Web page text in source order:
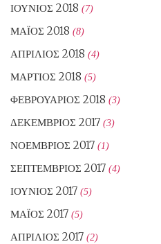
ΙΟΎΝΙΟΣ 2018 (7)
ΜΆΙΟΣ 2018 (8)
ΑΠΡΊΛΙΟΣ 2018 (4)
ΜΆΡΤΙΟΣ 2018 (5)
ΦΕΒΡΟΥΆΡΙΟΣ 2018 (3)
ΔΕΚΈΜΒΡΙΟΣ 2017 (3)
ΝΟΈΜΒΡΙΟΣ 2017 (1)
ΣΕΠΤΈΜΒΡΙΟΣ 2017 (4)
ΙΟΎΝΙΟΣ 2017 (5)
ΜΆΙΟΣ 2017 (5)
ΑΠΡΊΛΙΟΣ 2017 (2)